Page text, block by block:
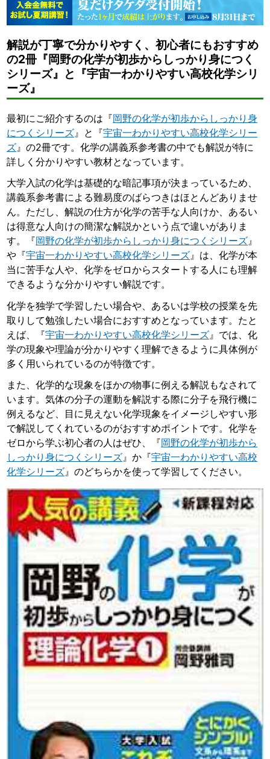
解説が丁寧で分かりやすく、初心者にもおすすめ
の2冊『岡野の化学が初歩からしっかり身につく
シリーズ』と『宇宙一わかりやすい高校化学シリ
ーズ』
最初にご紹介するのは『岡野の化学が初歩からしっかり身
につくシリーズ』と『宇宙一わかりやすい高校化学シリー
ズ』の2冊です。化学の講義系参考書の中でも解説が特に
詳しく分かりやすい教材となっています。
大学入試の化学は基礎的な暗記事項が決まっているため、
講義系参考書による難易度のばらつきはほとんどありませ
ん。ただし、解説の仕方が化学の苦手な人向けか、あるい
は得意な人向けの簡潔な解説かという点で違いがありま
す。『岡野の化学が初歩からしっかり身につくシリーズ』
や『宇宙一わかりやすい高校化学シリーズ』は、化学が本
当に苦手な人や、化学をゼロからスタートする人にも理解
できるような分かりやすい解説です。
化学を独学で学習したい場合や、あるいは学校の授業を先
取りして勉強したい場合におすすめとなっています。たと
えば、『宇宙一わかりやすい高校化学シリーズ 』では、化
学の現象や理論が分かりやすく理解できるように具体例が
多く用いられているのが特徴です。
また、化学的な現象をほかの物事に例える解説もなされて
います。気体の分子の運動を解説する際に分子を飛行機に
例えるなど、目に見えない化学現象をイメージしやすい形
で解説してくれているのがおすすめポイントです。化学を
ゼロから学ぶ初心者の人はぜひ、『岡野の化学が初歩から
しっかり身につくシリーズ 』か『宇宙一わかりやすい高校
化学シリーズ 』のどちらかを使って学習してください。